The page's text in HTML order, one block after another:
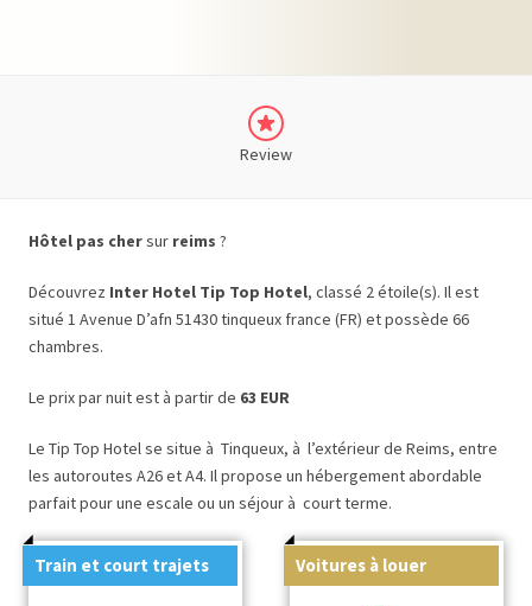
Review
Hôtel pas chersur reims ?
Découvrez Inter Hotel Tip Top Hotel, classé 2 étoile(s). Il est
situé 1 Avenue D’afn 51430 tinqueux france (FR) et possède 66
chambres.
Le prix par nuit est à partir de 63 EUR
Le Tip Top Hotel se situe à Tinqueux, à l’extérieur de Reims, entre
les autoroutes A26 et A4. Il propose un hébergement abordable
parfait pour une escale ou un séjour à court terme.
Train et court trajets Voitures à louer